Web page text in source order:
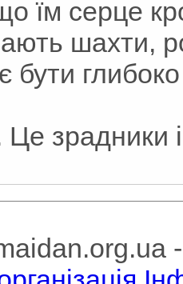
їм серце
шахти,
бути
Це зрадники